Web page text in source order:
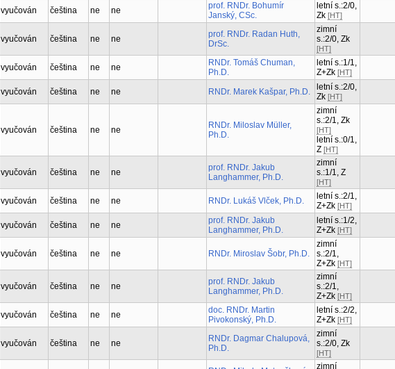
vyučován čeština ne ne
prof. RNDr. Bohumír
Janský, CSc.
letní s.:2/0,
Zk [HT]
vyučován čeština ne ne
prof. RNDr. Radan Huth,
DrSc.
zimní
s.:2/0, Zk
[HT]
vyučován čeština ne ne
RNDr. Tomáš Chuman,
Ph.D.
letní s.:1/1,
Z+Zk [HT]
vyučován čeština ne ne RNDr. Marek Kašpar, Ph.D.
letní s.:2/0,
Zk [HT]
vyučován čeština ne ne
RNDr. Miloslav Müller,
Ph.D.
zimní
s.:2/1, Zk
[HT]
letní s.:0/1,
Z [HT]
vyučován čeština ne ne
prof. RNDr. Jakub
Langhammer, Ph.D.
zimní
s.:1/1, Z
[HT]
vyučován čeština ne ne RNDr. Lukáš Vlček, Ph.D.
letní s.:2/1,
Z+Zk [HT]
vyučován čeština ne ne
prof. RNDr. Jakub
Langhammer, Ph.D.
letní s.:1/2,
Z+Zk [HT]
vyučován čeština ne ne RNDr. Miroslav Šobr, Ph.D.
zimní
s.:2/1,
Z+Zk [HT]
vyučován čeština ne ne
prof. RNDr. Jakub
Langhammer, Ph.D.
zimní
s.:2/1,
Z+Zk [HT]
vyučován čeština ne ne
doc. RNDr. Martin
Pivokonský, Ph.D.
letní s.:2/2,
Z+Zk [HT]
vyučován čeština ne ne
RNDr. Dagmar Chalupová,
Ph.D.
zimní
s.:2/0, Zk
[HT]
zimní